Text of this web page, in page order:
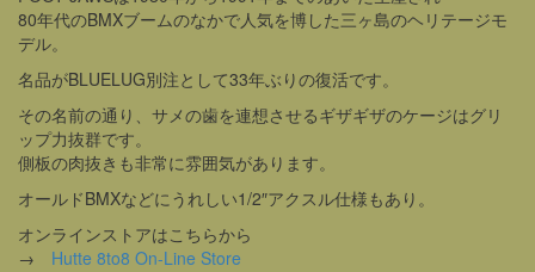
80年代のBMXブームのなかで人気を博した三ヶ島のヘリテージモ
デル。
名品がBLUELUG別注として33年ぶりの復活です。
その名前の通り、サメの歯を連想させるギザギザのケージはグリ
ップ力抜群です。
側板の肉抜きも非常に雰囲気があります。
オールドBMXなどにうれしい1/2″アクスル仕様もあり。
オンラインストアはこちらから
→ Hutte 8to8 On-Line Store